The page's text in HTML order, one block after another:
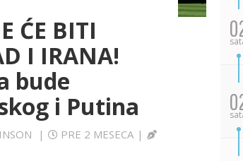
ĆE BITI
I IRANA!
bude
i Putina
| PRE 2 MESECA |